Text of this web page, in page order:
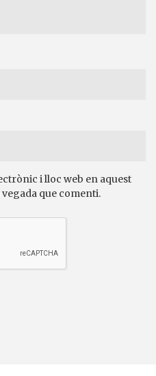
i lloc web en aquest
que comenti.